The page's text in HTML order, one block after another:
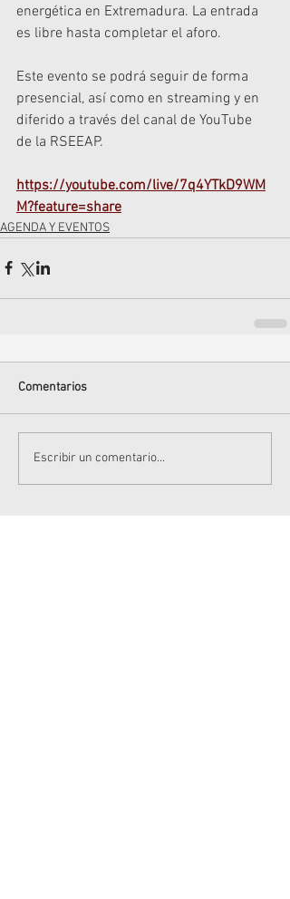
energética en Extremadura. La entrada
es libre hasta completar el aforo.
Este evento se podrá seguir de forma
presencial, así como en streaming y en
diferido a través del canal de YouTube
de la RSEEAP.
https://youtube.com/live/7q4YTkD9WM
M?feature=share
AGENDA Y EVENTOS
Comentarios
Escribir un comentario...